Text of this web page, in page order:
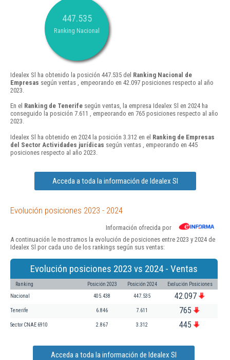
447.535
Ranking Nacional
Idealex Sl ha obtenido la posición 447.535 del Ranking Nacional de
Empresas según ventas , empeorando en 42.097 posiciones respecto al año
2023.
En el Ranking de Tenerife según ventas, la empresa Idealex Sl en 2024 ha
conseguido la posición 7.611 , empeorando en 765 posiciones respecto al año
2023.
Idealex Sl ha obtenido en 2024 la posición 3.312 en el Ranking de Empresas
del Sector Actividades jurídicas según ventas , empeorando en 445
posiciones respecto al año 2023.
Acceda a toda la información de Idealex Sl
Evolución posiciones 2023 - 2024
Información ofrecida por
A continuación le mostramos la evolución de posiciones entre 2023 y 2024 de
Idealex Sl por cada uno de los rankings según sus ventas:
Evolución posiciones 2023 vs 2024 - Ventas
Ranking Posición 2023 Posición 2024 Evolución Posiciones
Nacional 405.438 447.535 42.097
Tenerife 6.846 7.611 765
Sector CNAE 6910 2.867 3.312 445
Acceda a toda la información de Idealex Sl